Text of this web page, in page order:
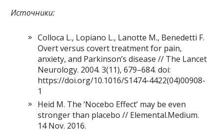
Источники:
Colloca L., Lopiano L., Lanotte M., Benedetti F.
Overt versus covert treatment for pain,
anxiety, and Parkinson’s disease // The Lancet
Neurology. 2004. 3(11), 679–684. doi:
https://doi.org/10.1016/S1474-4422(04)00908-
1
Heid M. The ‘Nocebo Effect’ may be even
stronger than placebo // Elemental.Medium.
14 Nov. 2016.